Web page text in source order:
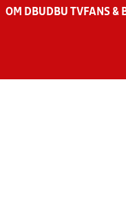
OM DBU DBU TV FANS &